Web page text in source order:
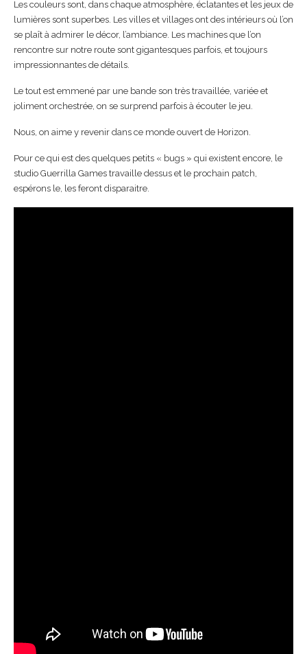
Les couleurs sont, dans chaque atmosphère, éclatantes et les jeux de
lumières sont superbes. Les villes et villages ont des intérieurs où l’on
se plaît à admirer le décor, l’ambiance. Les machines que l’on
rencontre sur notre route sont gigantesques parfois, et toujours
impressionnantes de détails.
Le tout est emmené par une bande son très travaillée, variée et
joliment orchestrée, on se surprend parfois à écouter le jeu.
Nous, on aime y revenir dans ce monde ouvert de Horizon.
Pour ce qui est des quelques petits « bugs » qui existent encore, le
studio Guerrilla Games travaille dessus et le prochain patch,
espérons le, les feront disparaitre.